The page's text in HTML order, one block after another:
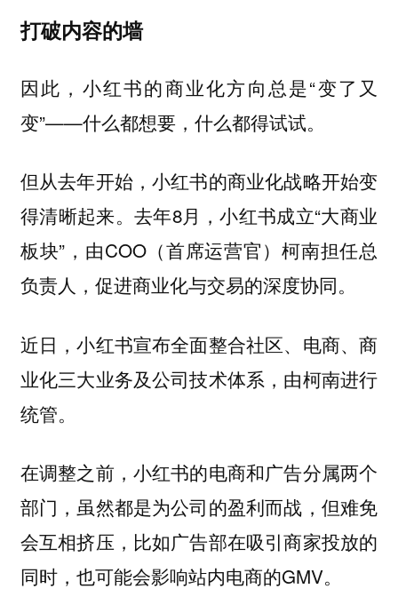
打破内容的墙
因此，小红书的商业化方向总是“变了又
变”——什么都想要，什么都得试试。
但从去年开始，小红书的商业化战略开始变
得清晰起来。去年8月，小红书成立“大商业
板块”，由COO（首席运营官）柯南担任总
负责人，促进商业化与交易的深度协同。
近日，小红书宣布全面整合社区、电商、商
业化三大业务及公司技术体系，由柯南进行
统管。
在调整之前，小红书的电商和广告分属两个
部门，虽然都是为公司的盈利而战，但难免
会互相挤压，比如广告部在吸引商家投放的
同时，也可能会影响站内电商的GMV。